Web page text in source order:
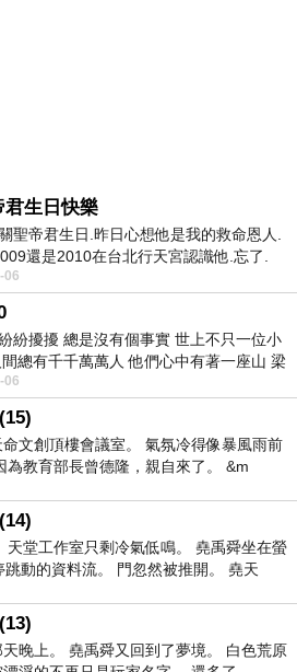
君生日快樂
聖帝君生日.昨日心想他是我的救命恩人.
還是2010在台北行天宮認識他.忘了.
交友的網友學
06
紛擾擾 總是沒有個事實 世上不只一位小
總有千千萬萬人 他們心中有著一座山 梁
華衡恆嵩 一山之高
06
文創頂樓會議室。 氣氛冷得像暴風雨前
為教育部長曾德隆，親自來了。 &m
天堂工作室只剩冷氣低鳴。 堯禹舜坐在螢
動的資料流。 門忽然被推開。 堯天
晚上。 堯禹舜又回到了夢境。 白色荒原